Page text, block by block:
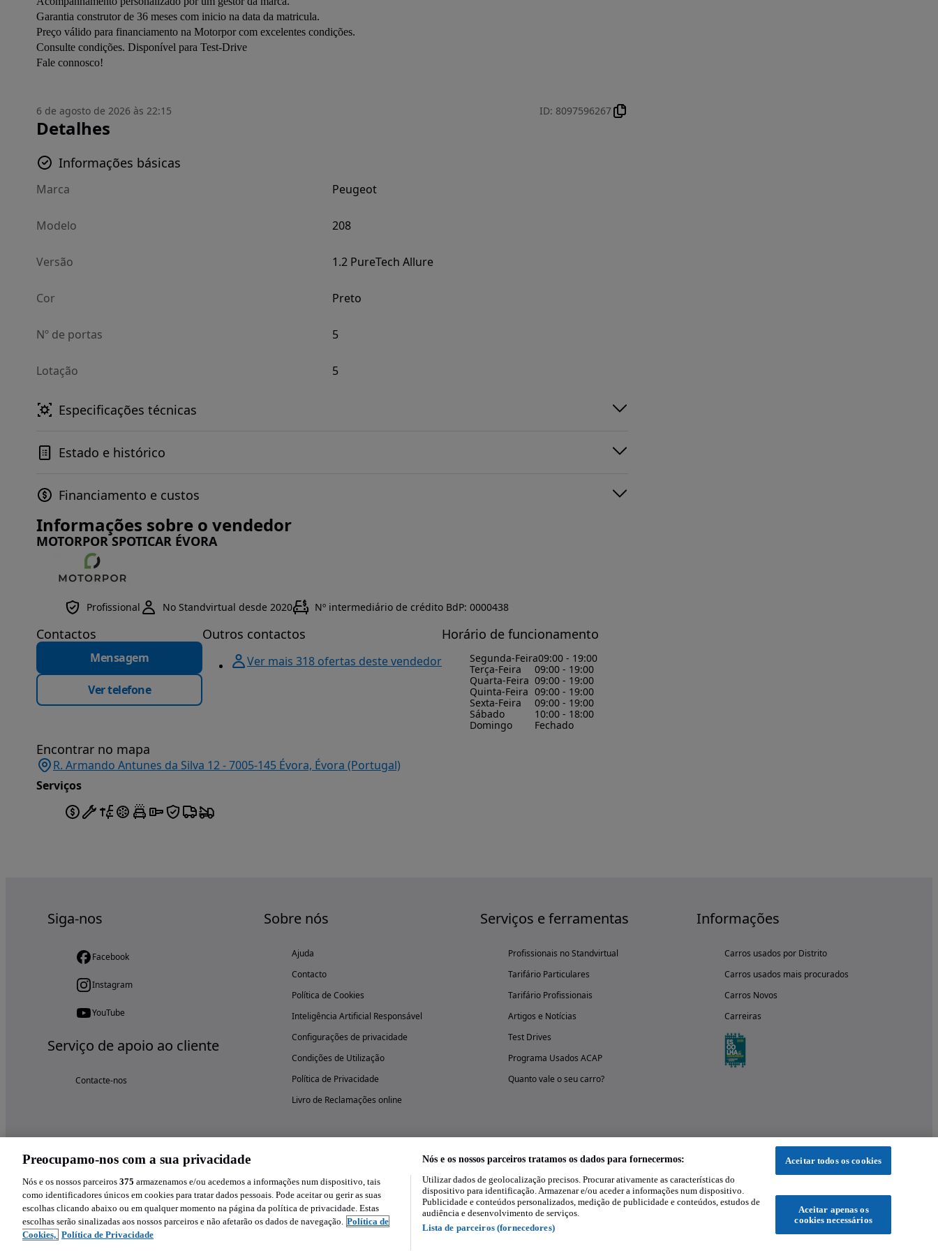
Garantia construtor de 36 meses com inicio na data da matricula.
Preço válido para financiamento na Motorpor com excelentes condições.
Consulte condições. Disponível para Test-Drive
Fale connosco!
6 de agosto de 2026 às 22:15 ID: 8097596267
Detalhes
Informações básicas
Marca Peugeot
Modelo 208
Versão 1.2 PureTech Allure
Cor Preto
Nº de portas 5
Lotação 5
Especificações técnicas
Estado e histórico
Financiamento e custos
Informações sobre o vendedor
MOTORPOR SPOTICAR ÉVORA
Profissional No Standvirtual desde 2020 Nº intermediário de crédito BdP: 0000438
Contactos
Mensagem
Ver telefone
Outros contactos
Ver mais 318 ofertas deste vendedor
Horário de funcionamento
Segunda-Feira09:00 - 19:00
Terça-Feira
09:00 - 19:00
Quarta-Feira 09:00 - 19:00
Quinta-Feira 09:00 - 19:00
Sexta-Feira
09:00 - 19:00
Sábado
10:00 - 18:00
Domingo
Fechado
Encontrar no mapa
R. Armando Antunes da Silva 12 - 7005-145 Évora, Évora (Portugal)
Serviços
Siga-nos
Facebook
Instagram
YouTube
Serviço de apoio ao cliente
Contacte-nos
Sobre nós
Ajuda
Contacto
Política de Cookies
Inteligência Artificial Responsável
Configurações de privacidade
Condições de Utilização
Política de Privacidade
Livro de Reclamações online
Serviços e ferramentas
Profissionais no Standvirtual
Tarifário Particulares
Tarifário Profissionais
Artigos e Notícias
Test Drives
Programa Usados ACAP
Quanto vale o seu carro?
Informações
Carros usados por Distrito
Carros usados mais procurados
Carros Novos
Carreiras
Experimenta a aplicação
Preocupamo-nos com a sua privacidade
Nós e os nossos parceiros 375 armazenamos e/ou acedemos a informações num dispositivo, tais
como identificadores únicos em cookies para tratar dados pessoais. Pode aceitar ou gerir as suas
escolhas clicando abaixo ou em qualquer momento na página da política de privacidade. Estas
escolhas serão sinalizadas aos nossos parceiros e não afetarão os dados de navegação. Política de
Cookies, Política de Privacidade
Nós e os nossos parceiros tratamos os dados para fornecermos:
Utilizar dados de geolocalização precisos. Procurar ativamente as características do
dispositivo para identificação. Armazenar e/ou aceder a informações num dispositivo.
Publicidade e conteúdos personalizados, medição de publicidade e conteúdos, estudos de
audiência e desenvolvimento de serviços.
Lista de parceiros (fornecedores)
Aceitar todos os cookies
Aceitar apenas os
cookies necessários